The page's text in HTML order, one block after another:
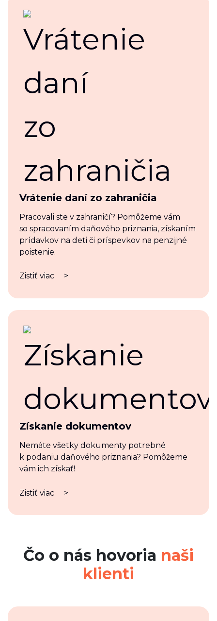
Vrátenie daní zo zahraničia
Pracovali ste v zahraničí? Pomôžeme vám
so spracovaním daňového priznania, získaním
prídavkov na deti či príspevkov na penzijné
poistenie.
Zistiť viac >
Získanie dokumentov
Nemáte všetky dokumenty potrebné
k podaniu daňového priznania? Pomôžeme
vám ich získať!
Zistiť viac >
Čo o nás hovoria naši
klienti